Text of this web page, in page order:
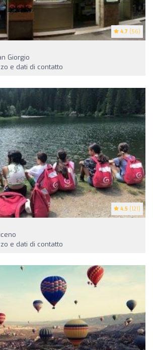
4.7 (56)
Giorgio
e dati di contatto
4.5 (121)
e dati di contatto